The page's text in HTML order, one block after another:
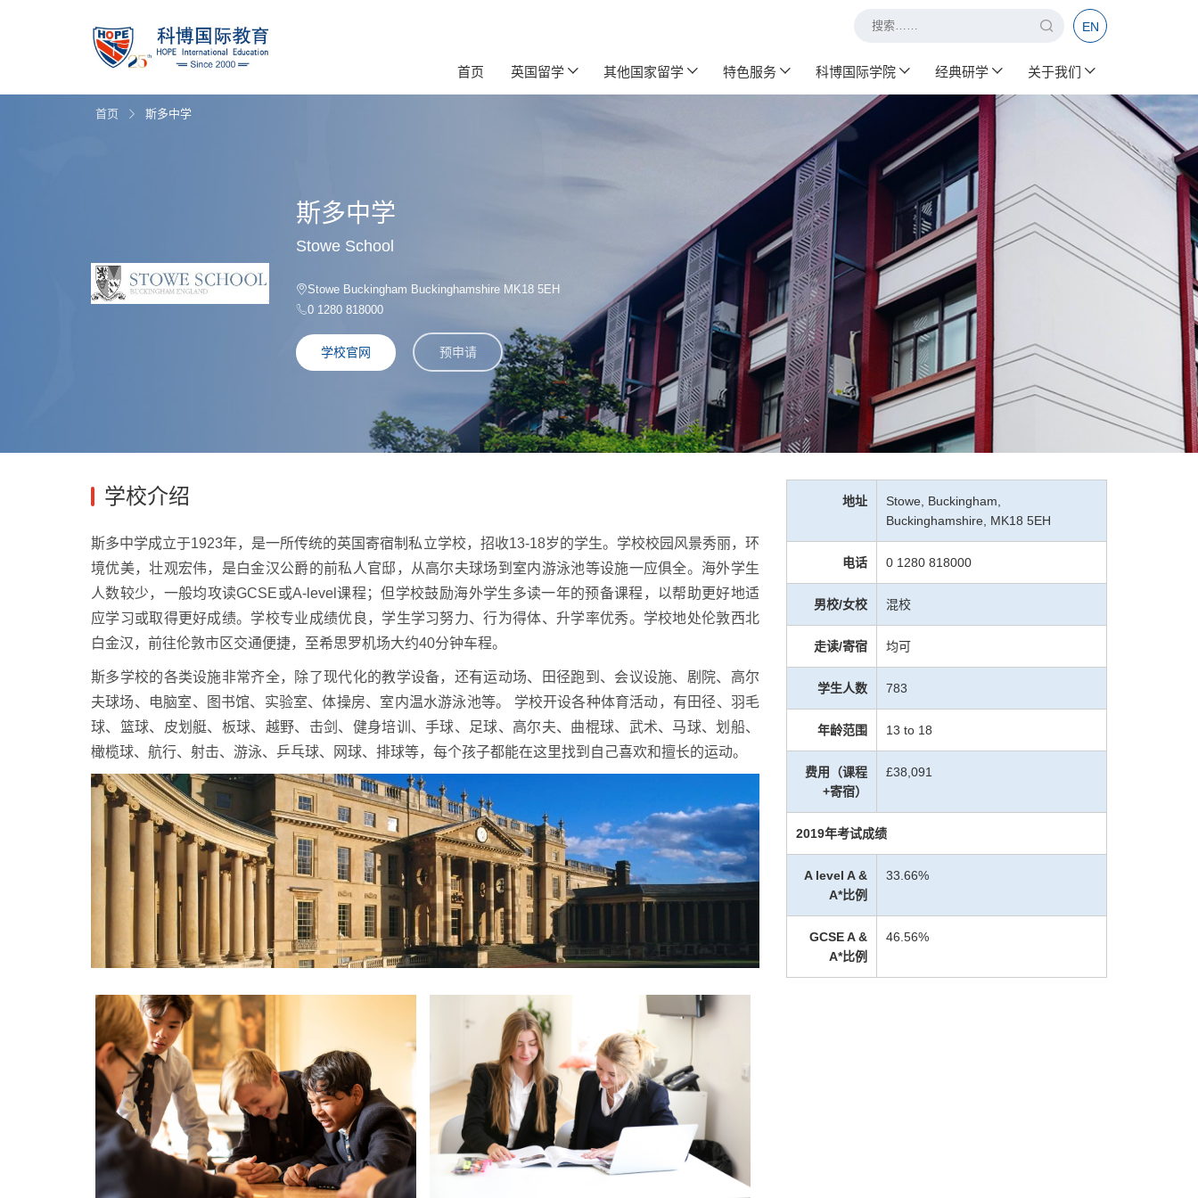
EN
首页 英国留学 其他国家留学 特色服务 科博国际学院 经典研学 关于我们
首页 斯多中学
斯多中学
Stowe School
Stowe Buckingham Buckinghamshire MK18 5EH
0 1280 818000
学校官网 预申请
学校介绍
斯多中学成立于1923年，是一所传统的英国寄宿制私立学校，招收13-18岁的学生。学校校园风景秀丽，环
境优美，壮观宏伟，是白金汉公爵的前私人官邸，从高尔夫球场到室内游泳池等设施一应俱全。海外学生
人数较少，一般均攻读GCSE或A-level课程；但学校鼓励海外学生多读一年的预备课程，以帮助更好地适
应学习或取得更好成绩。学校专业成绩优良，学生学习努力、行为得体、升学率优秀。 学校地处伦敦西北
白金汉，前往伦敦市区交通便捷，至希思罗机场大约40分钟车程。
斯多学校的各类设施非常齐全，除了现代化的教学设备，还有运动场、田径跑到、会议设施、剧院、高尔
夫球场、电脑室、图书馆、实验室、体操房、室内温水游泳池等。 学校开设各种体育活动，有田径、羽毛
球、篮球、皮划艇、板球、越野、击剑、健身培训、手球、足球、高尔夫、曲棍球、武术、马球、划船、
橄榄球、航行、射击、游泳、乒乓球、网球、排球等，每个孩子都能在这里找到自己喜欢和擅长的运动。
地址
Stowe, Buckingham,
Buckinghamshire, MK18 5EH
电话 0 1280 818000
男校/女校 混校
走读/寄宿 均可
学生人数 783
年龄范围 13 to 18
费用（课程
+寄宿）
£38,091
2019年考试成绩
A level A &
A*比例
33.66%
GCSE A &
A*比例
46.56%